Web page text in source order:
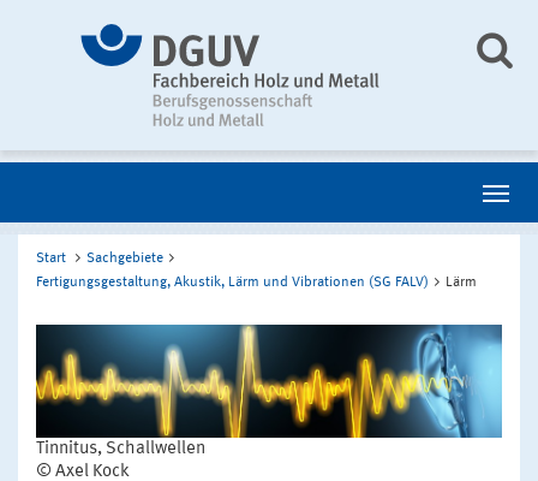
Start
Sachgebiete
Fertigungsgestaltung, Akustik, Lärm und Vibrationen (SG FALV)
Lärm
Tinnitus, Schallwellen
© Axel Kock